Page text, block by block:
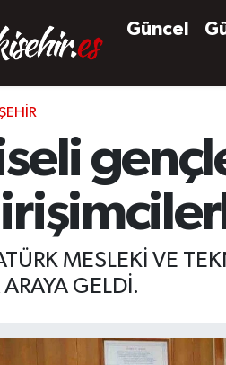
Güncel
MESLEKİ VE
ARAYA GELDİ.